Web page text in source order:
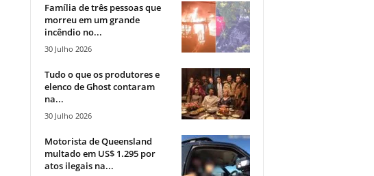
Família de três pessoas que
morreu em um grande
incêndio no...
30 Julho 2026
Tudo o que os produtores e
elenco de Ghost contaram
na...
30 Julho 2026
Motorista de Queensland
multado em US$ 1.295 por
atos ilegais na...